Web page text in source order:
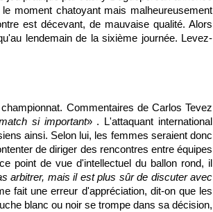
moment chatoyant mais malheureusement
est décevant, de mauvaise qualité. Alors
lendemain de la sixième journée. Levez-
Commentaires de Carlos Tevez
si important» . L'attaquant international
ainsi. Selon lui, les femmes seraient donc
de diriger des rencontres entre équipes
point de vue d'intellectuel du ballon rond, il
arbitrer, mais il est plus sûr de discuter avec
fait une erreur d'appréciation, dit-on que les
blanc ou noir se trompe dans sa décision,